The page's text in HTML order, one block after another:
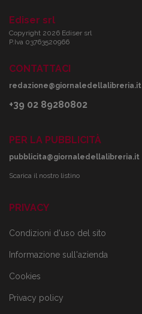
Ediser srl
Copyright 2026 Ediser srl
P.Iva 03763520966
CONTATTACI
redazione@giornaledellalibreria.it
+39 02 89280802
PER LA PUBBLICITÀ
pubblicita@giornaledellalibreria.it
Scarica il nostro listino
PRIVACY
Condizioni d'uso del sito
Informazione sull'azienda
Cookies
Privacy policy